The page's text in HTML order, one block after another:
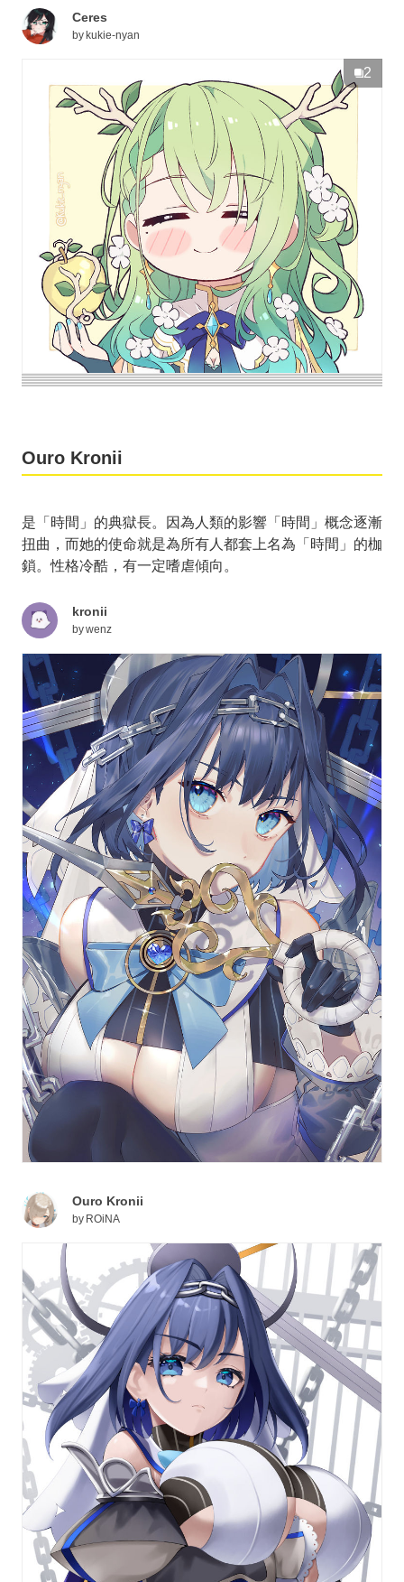
Ceres
by kukie-nyan
2
Ouro Kronii
是「時間」的典獄長。因為人類的影響「時間」概念逐漸
扭曲，而她的使命就是為所有人都套上名為「時間」的枷
鎖。性格冷酷，有一定嗜虐傾向。
kronii
bywenz
Ouro Kronii
by ROiNA